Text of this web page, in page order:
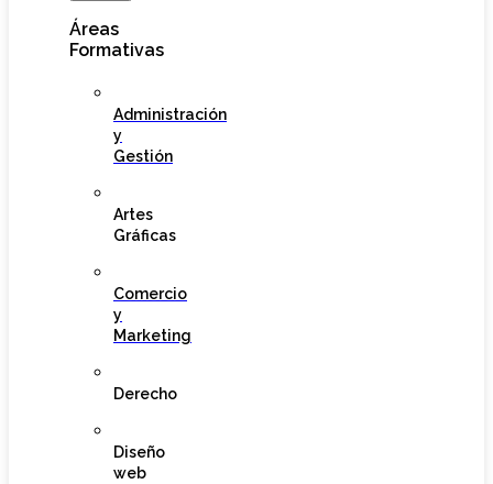
Áreas
Formativas
Administración
y
Gestión
Artes
Gráficas
Comercio
y
Marketing
Derecho
Diseño
web